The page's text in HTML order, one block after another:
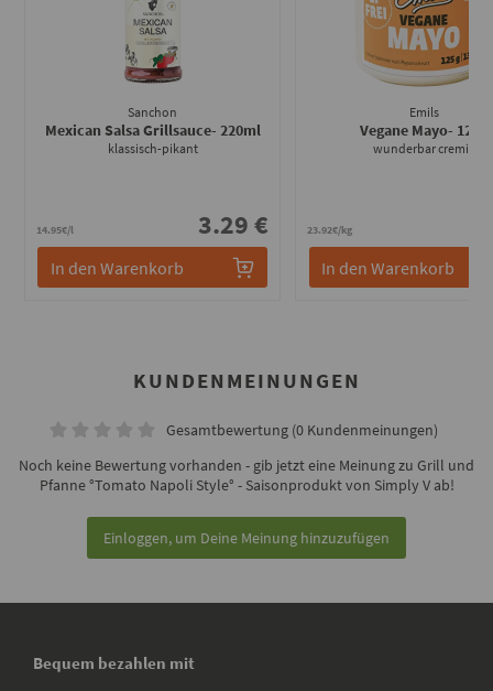
Sanchon
Mexican Salsa Grillsauce- 220ml
klassisch-pikant
14.95€/l 3.29 €
In den Warenkorb
Emils
Vegane Mayo- 125g
wunderbar cremig
23.92€/kg
In den Warenkorb
KUNDENMEINUNGEN
Gesamtbewertung (0 Kundenmeinungen)
Noch keine Bewertung vorhanden - gib jetzt eine Meinung zu Grill und
Pfanne °Tomato Napoli Style° - Saisonprodukt von Simply V ab!
Einloggen, um Deine Meinung hinzuzufügen
Bequem bezahlen mit